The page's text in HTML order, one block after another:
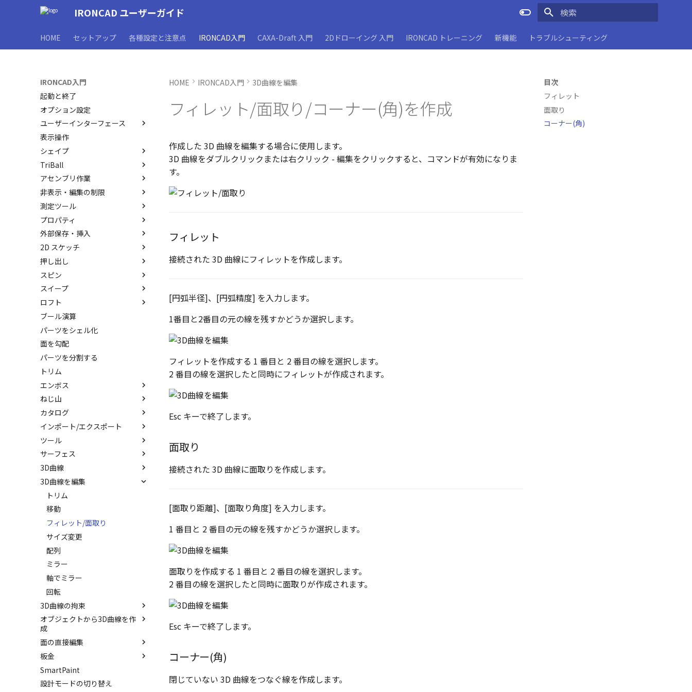
IRONCAD ユーザーガイド
HOME セットアップ 各種設定と注意点 IRONCAD入門 CAXA-Draft 入門 2Dドローイング 入門 IRONCAD トレーニング 新機能 トラブルシューティング
IRONCAD入門
起動と終了
オプション設定
ユーザーインターフェース
ユーザーインターフェースと各
部名称
インターフェースのカスタマイ
ズ
表示操作
シェイプ
IRONCAD で扱う要素
要素の選択方法
カタログからのドラッグ＆ドロ
ップによるモデリング
SmartSnap（スマートスナッ
プ）機能
IntelliShape のサイズ編集
カーネルの切り替え
ストラクチャパーツについて
アクティブに設定
内部リンク
要素の置き換え
TriBall
TriBallとは
起動と解除
軸ハンドル（直線移動）
平面ハンドル（面移動）
中心ハンドル（点移動）
向きハンドル（向きの変更）
回転
リンクコピーについて
パターン（配列）について
TriBallのみ移動モード
練習問題 1
練習問題 2
アセンブリ作業
アセンブリの作成と解除
アセンブリ構造の変更
アセンブリミラー
アセンブリフィーチャ 押し出
しカット
アセンブリフィーチャ 穴
ベンド
非表示・編集の制限
概要
非表示
抑制[非表示]
ゴーストパーツに設定
その他の機能
測定ツール
SmartDimension
その他の測定ツール
Triball 機能で寸法作成
プロパティ
パーツ プロパティ
アセンブリ プロパティ
既定のプロパティ項目の活用
カスタムプロパティ
外部保存・挿入
外部保存
挿入
2D スケッチ
2Dシェイプ
作図
編集
移動/コピー
回転
サイズ変更
オフセット
ミラー
直線配列/円形配列
フィレット
延長
分割
トリム
重複を削除
隙間を検索
DWG/DXF のインポート
拘束
表示
押し出し
押し出し
押し出しウィザード
簡単押し出し
選択した面を押し出し
スケッチを抽出
スピン
スピン
スピンウィザード
簡単スピン
スケッチを抽出
スイープ
スイープ
スイープウィザード
簡単スイープ
スケッチを抽出
ロフト
ロフト
ロフトウィザード
簡単ロフト
ガイドラインを使用したロフト
スケッチを抽出
ブール演算
パーツをシェル化
面を勾配
パーツを分割する
トリム
エンボス
エンボス
ラップエンボス
ねじ山
ねじ山
略図ねじ山
カタログ
カタログ
カタログセット
お気に入りカタログ
パーツの入れ替え
ProActiveBOM
カタログの右クリックメニュー
インポート/エクスポート
インポート
エクスポート
ツール
配置拘束
拘束関係の表示
親に固定
メカニズムモード
干渉チェック
解析
√aエラーチェック
隙間チェック
再生成
表示を再作成
抑制[非表示]
ゴーストパーツに設定
シェイプを合体
面を IntelliShape に変換
ソリッドに変換
グループ化
アンカーを移動
サイズボックスをリセット
サーフェス
サーフェスを作成
スピン サーフェス
スイープ サーフェス
ロフト サーフェス
ルールド サーフェス
面からサーフェスを作成
メッシュサーフェス
面間フィレット
凝固
縫合
パッチ
3D曲線
直線
円
円弧
長方形
多角形
点
楕円
スプライン
らせん
サーフェス上のスプライン
動的フィレット
Triballで点を挿入
自動ルート
3D曲線を編集
トリム
移動
フィレット/面取り
サイズ変更
配列
ミラー
軸でミラー
回転
3D曲線の拘束
3D曲線に寸法を指定
3D曲線に拘束を設定
オブジェクトから3D曲線を作
成
3D 曲線を編集
3D 曲線を作成
交差曲線
投影曲線
面の直接編集
面を移動
面を削除
面をマッチ
板金
展開/展開解除
ロフト
SmartPaint
設計モードの切り替え
目次
フィレット
面取り
コーナー(角)
HOME IRONCAD入門 3D曲線を編集
フィレット/面取り/コーナー(角)を作成
作成した 3D 曲線を編集する場合に使用します。
3D 曲線をダブルクリックまたは右クリック - 編集をクリックすると、コマンドが有効になりま
す。
フィレット
接続された 3D 曲線にフィレットを作成します。
[円弧半径]、[円弧精度] を入力します。
1番目と2番目の元の線を残すかどうか選択します。
フィレットを作成する 1 番目と 2 番目の線を選択します。
2 番目の線を選択したと同時にフィレットが作成されます。
Esc キーで終了します。
面取り
接続された 3D 曲線に面取りを作成します。
[面取り距離]、[面取り角度] を入力します。
1 番目と 2 番目の元の線を残すかどうか選択します。
面取りを作成する 1 番目と 2 番目の線を選択します。
2 番目の線を選択したと同時に面取りが作成されます。
Esc キーで終了します。
コーナー(角)
閉じていない 3D 曲線をつなぐ線を作成します。